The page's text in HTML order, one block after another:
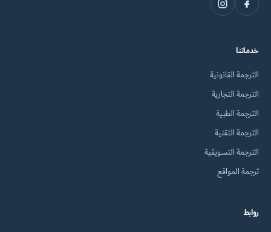
خدماتنا
الترجمة القانونية
الترجمة التجارية
الترجمة الطبية
الترجمة التقنية
الترجمة التسويقية
ترجمة المواقع
روابط